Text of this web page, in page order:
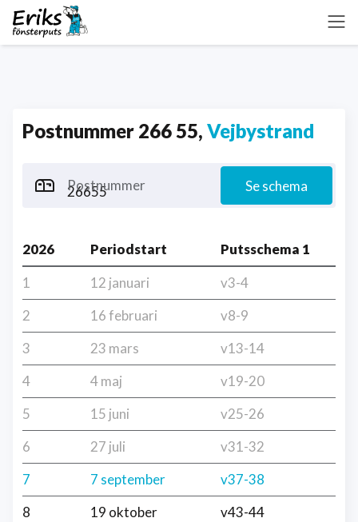
Postnummer 266 55, Vejbystrand
Postnummer Se schema
2026 Periodstart
Putsschema 1
1
12 januari
v3-4
2
16 februari
v8-9
3
23 mars
v13-14
4
4 maj
v19-20
5
15 juni
v25-26
6
27 juli
v31-32
7
7 september
v37-38
8
19 oktober
v43-44